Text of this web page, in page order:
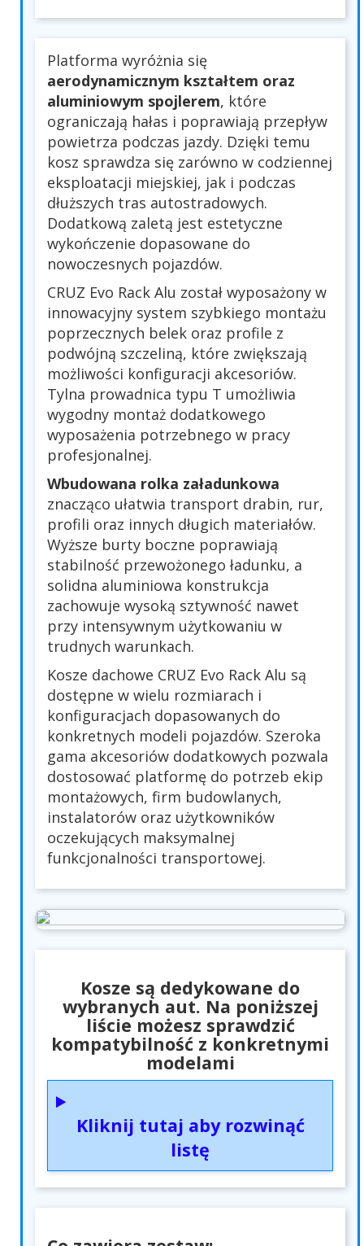
Platforma wyróżnia się
aerodynamicznym kształtem oraz
aluminiowym spojlerem, które
ograniczają hałas i poprawiają przepływ
powietrza podczas jazdy. Dzięki temu
kosz sprawdza się zarówno w codziennej
eksploatacji miejskiej, jak i podczas
dłuższych tras autostradowych.
Dodatkową zaletą jest estetyczne
wykończenie dopasowane do
nowoczesnych pojazdów.
CRUZ Evo Rack Alu został wyposażony w
innowacyjny system szybkiego montażu
poprzecznych belek oraz profile z
podwójną szczeliną, które zwiększają
możliwości konfiguracji akcesoriów.
Tylna prowadnica typu T umożliwia
wygodny montaż dodatkowego
wyposażenia potrzebnego w pracy
profesjonalnej.
Wbudowana rolka załadunkowa
znacząco ułatwia transport drabin, rur,
profili oraz innych długich materiałów.
Wyższe burty boczne poprawiają
stabilność przewożonego ładunku, a
solidna aluminiowa konstrukcja
zachowuje wysoką sztywność nawet
przy intensywnym użytkowaniu w
trudnych warunkach.
Kosze dachowe CRUZ Evo Rack Alu są
dostępne w wielu rozmiarach i
konfiguracjach dopasowanych do
konkretnych modeli pojazdów. Szeroka
gama akcesoriów dodatkowych pozwala
dostosować platformę do potrzeb ekip
montażowych, firm budowlanych,
instalatorów oraz użytkowników
oczekujących maksymalnej
funkcjonalności transportowej.
Kosze są dedykowane do
wybranych aut. Na poniższej
liście możesz sprawdzić
kompatybilność z konkretnymi
modelami
Kliknij tutaj aby rozwinąć
listę